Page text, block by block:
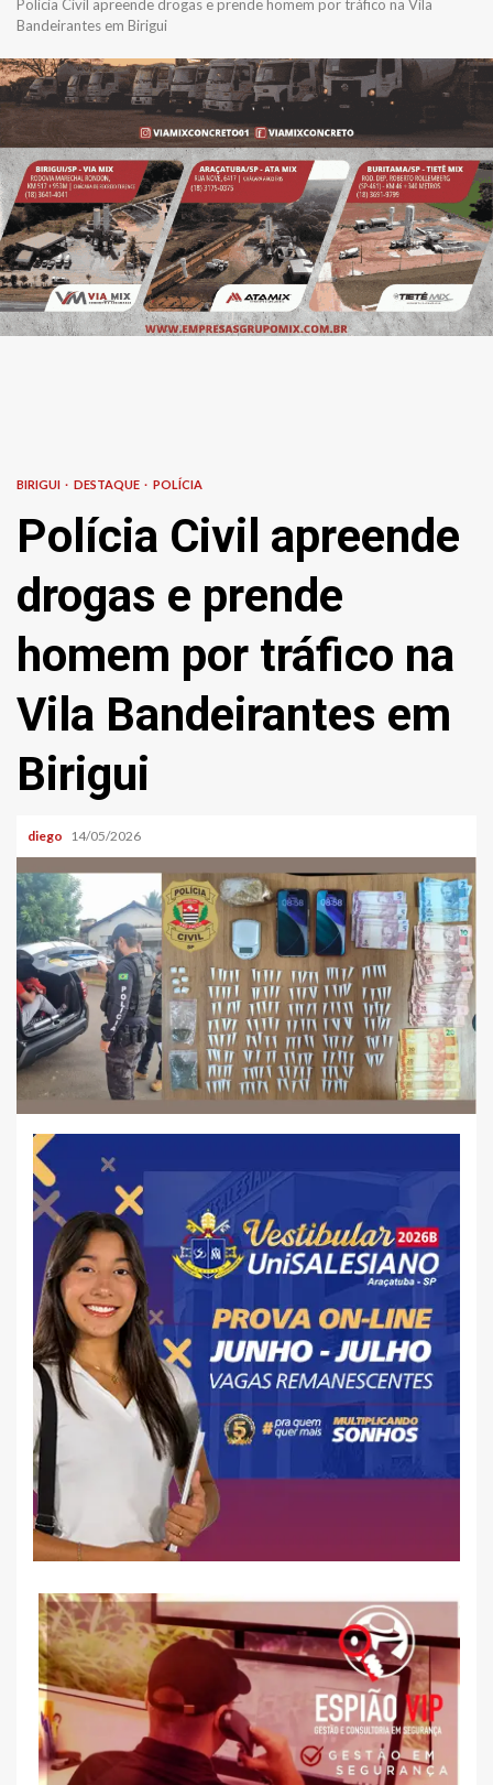
Polícia Civil apreende drogas e prende homem por tráfico na Vila
Bandeirantes em Birigui
BIRIGUI DESTAQUE POLÍCIA
Polícia Civil apreende
drogas e prende
homem por tráfico na
Vila Bandeirantes em
Birigui
diego 14/05/2026